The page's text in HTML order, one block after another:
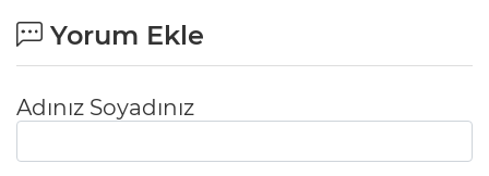
Yorum Ekle
Adınız Soyadınız